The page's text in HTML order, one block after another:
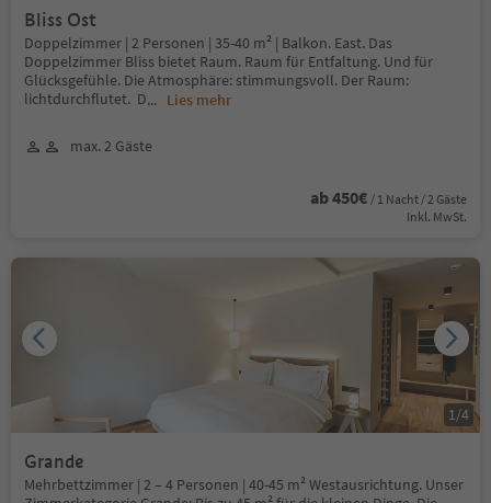
Bliss Ost
Doppelzimmer | 2 Personen | 35-40 m² | Balkon. East. Das
Doppelzimmer Bliss bietet Raum. Raum für Entfaltung. Und für
Glücksgefühle. Die Atmosphäre: stimmungsvoll. Der Raum:
lichtdurchflutet. D... Lies mehr
max. 2 Gäste
ab 450€ / 1 Nacht / 2 Gäste
Inkl. MwSt.
Grande
Mehrbettzimmer | 2 – 4 Personen | 40-45 m² Westausrichtung. Unser
1/4